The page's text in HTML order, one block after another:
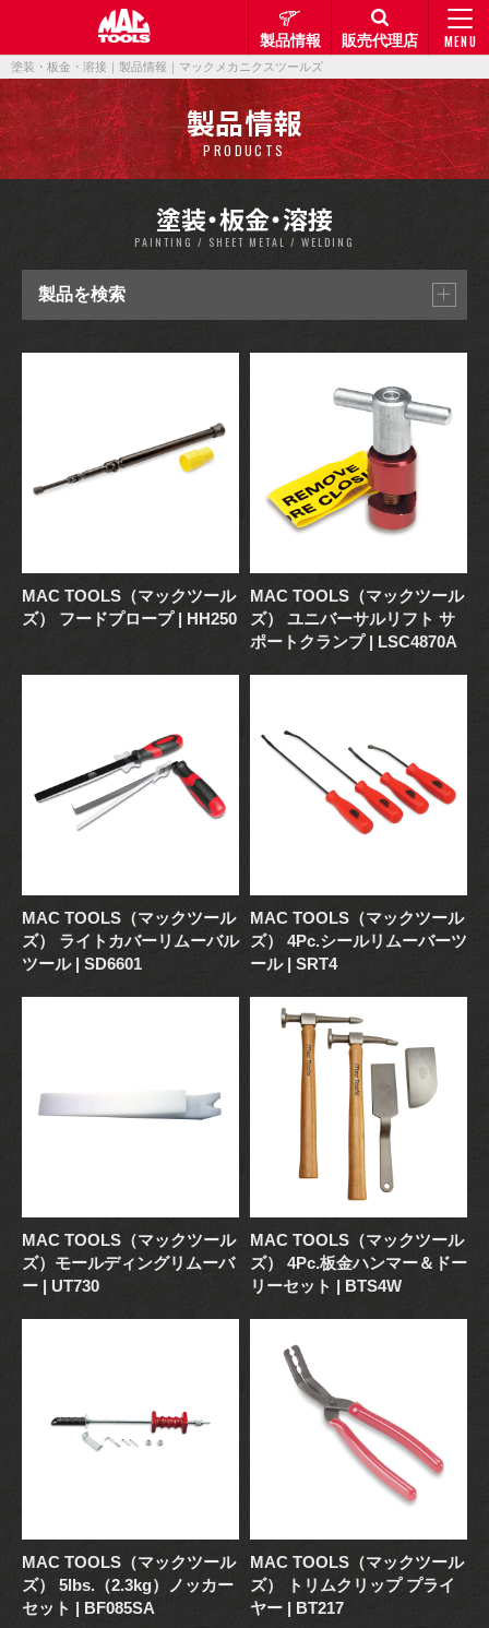
MENU
製品情報 販売代理店
塗装・板金・溶接｜製品情報｜マックメカニクスツールズ
製品情報
PRODUCTS
塗装・板金・溶接
PAINTING / SHEET METAL / WELDING
製品を検索
MAC TOOLS（マックツール
ズ） フードプロープ | HH250
MAC TOOLS（マックツール
ズ） ユニバーサルリフト サ
ポートクランプ | LSC4870A
MAC TOOLS（マックツール
ズ） ライトカバーリムーバル
ツール | SD6601
MAC TOOLS（マックツール
ズ） 4Pc.シールリムーバーツ
ール | SRT4
MAC TOOLS（マックツール
ズ）モールディングリムーバ
ー | UT730
MAC TOOLS（マックツール
ズ） 4Pc.板金ハンマー＆ドー
リーセット | BTS4W
MAC TOOLS（マックツール
ズ） 5lbs.（2.3kg）ノッカー
セット | BF085SA
MAC TOOLS（マックツール
ズ） トリムクリップ プライ
ヤー | BT217